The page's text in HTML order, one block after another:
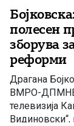
полесен
зборува
реформи
Драгана
ВМРО-ДПМНЕ
телевизија